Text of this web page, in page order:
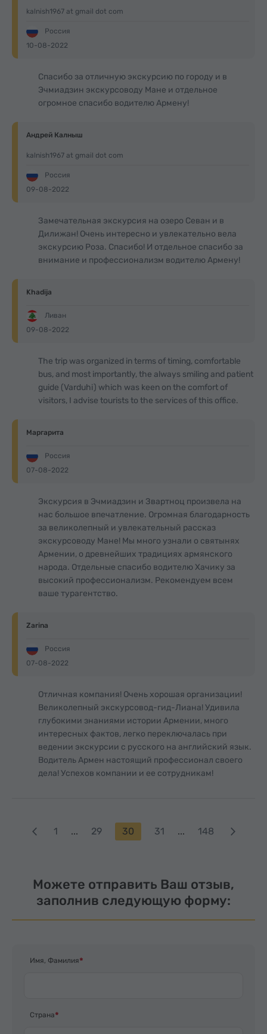
kalnish1967 at gmail dot com
Россия
10-08-2022
Спасибо за отличную экскурсию по городу и в
Эчмиадзин экскурсоводу Мане и отдельное
огромное спасибо водителю Армену!
Андрей Калныш
kalnish1967 at gmail dot com
Россия
09-08-2022
Замечательная экскурсия на озеро Севан и в
Дилижан! Очень интересно и увлекательно вела
экскурсию Роза. Спасибо! И отдельное спасибо за
внимание и профессионализм водителю Армену!
Khadija
Ливан
09-08-2022
The trip was organized in terms of timing, comfortable
bus, and most importantly, the always smiling and patient
guide (Varduhi) which was keen on the comfort of
visitors, I advise tourists to the services of this office.
Маргарита
Россия
07-08-2022
Экскурсия в Эчмиадзин и Звартноц произвела на
нас большое впечатление. Огромная благодарность
за великолепный и увлекательный рассказ
экскурсоводу Мане! Мы много узнали о святынях
Армении, о древнейших традициях армянского
народа. Отдельные спасибо водителю Хачику за
высокий профессионализм. Рекомендуем всем
ваше турагентство.
Zarina
Россия
07-08-2022
Отличная компания! Очень хорошая организации!
Великолепный экскурсовод-гид-Лиана! Удивила
глубокими знаниями истории Армении, много
интересных фактов, легко переключалась при
ведении экскурсии с русского на английский язык.
Водитель Армен настоящий профессионал своего
дела! Успехов компании и ее сотрудникам!
1 ... 29 30 31 ... 148
Можете отправить Ваш отзыв,
заполнив следующую форму:
Имя, Фамилия
Страна